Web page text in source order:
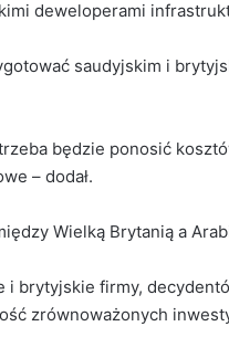
deweloperami
saudyjskim i
będzie ponosić
– dodał.
Wielką Brytanią a
i brytyjskie firmy,
zrównoważonych